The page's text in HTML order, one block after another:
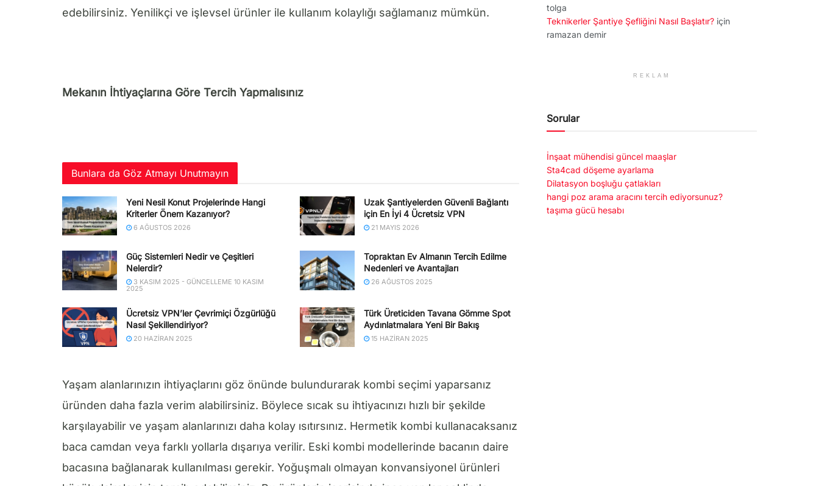
edebilirsiniz. Yenilikçi ve işlevsel ürünler ile kullanım kolaylığı sağlamanız mümkün.
Mekanın İhtiyaçlarına Göre Tercih Yapmalısınız
Bunlara da Göz Atmayı Unutmayın
Yeni Nesil Konut Projelerinde Hangi
Kriterler Önem Kazanıyor?
6 AĞUSTOS 2026
Uzak Şantiyelerden Güvenli Bağlantı
için En İyi 4 Ücretsiz VPN
21 MAYIS 2026
Güç Sistemleri Nedir ve Çeşitleri
Nelerdir?
3 KASIM 2025 - GÜNCELLEME 10 KASIM
2025
Topraktan Ev Almanın Tercih Edilme
Nedenleri ve Avantajları
26 AĞUSTOS 2025
Ücretsiz VPN’ler Çevrimiçi Özgürlüğü
Nasıl Şekillendiriyor?
20 HAZIRAN 2025
Türk Üreticiden Tavana Gömme Spot
Aydınlatmalara Yeni Bir Bakış
15 HAZIRAN 2025
Yaşam alanlarınızın ihtiyaçlarını göz önünde bulundurarak kombi seçimi yaparsanız
üründen daha fazla verim alabilirsiniz. Böylece sıcak su ihtiyacınızı hızlı bir şekilde
karşılayabilir ve yaşam alanlarınızı daha kolay ısıtırsınız. Hermetik kombi kullanacaksanız
baca camdan veya farklı yollarla dışarıya verilir. Eski kombi modellerinde bacanın daire
bacasına bağlanarak kullanılması gerekir. Yoğuşmalı olmayan konvansiyonel ürünleri
tolga
Teknikerler Şantiye Şefliğini Nasıl Başlatır? için
ramazan demir
REKLAM
Sorular
İnşaat mühendisi güncel maaşlar
Sta4cad döşeme ayarlama
Dilatasyon boşluğu çatlakları
hangi poz arama aracını tercih ediyorsunuz?
taşıma gücü hesabı